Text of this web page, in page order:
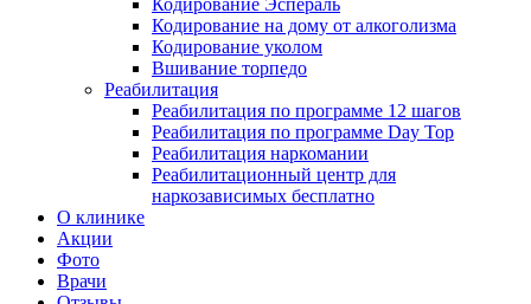
Кодирование Эспераль
Кодирование на дому от алкоголизма
Кодирование уколом
Вшивание торпедо
Реабилитация
Реабилитация по программе 12 шагов
Реабилитация по программе Day Top
Реабилитация наркомании
Реабилитационный центр для
наркозависимых бесплатно
О клинике
Акции
Фото
Врачи